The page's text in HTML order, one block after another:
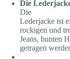
Die
Die
Lederjacke ist
rockigen und
Jeans, bunten
getragen